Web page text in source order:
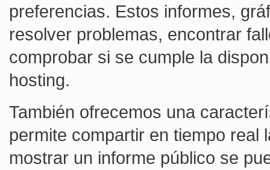
preferencias. Estos informes,
resolver problemas, encontrar
comprobar si se cumple la
hosting.
También ofrecemos una
permite compartir en tiempo real
mostrar un informe público se